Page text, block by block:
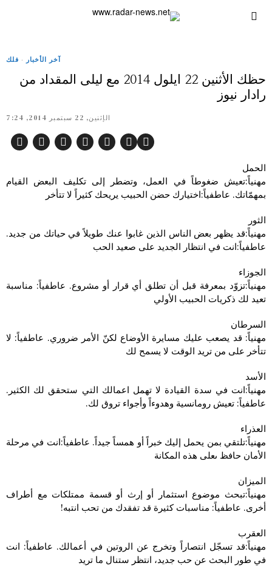
آخر الأخبار · فلك
حظك الأثنين 22 ايلول 2014 مع ليلى المقداد من
رادار نيوز
الإثنين, 22 سبتمبر 2014, 7:24
الحمل
مهنياً:تعيش ضغوطاً في العمل، وتضطر إلى تكليف البعض القيام
بمهمّاتك. عاطفياً:اختيارك حضن الحبيب يريحك كثيراً لا تتأخر
الثور
مهنياً:قد يظهر بعض الناس الذين غابوا عنك طويلاً في حياتك من جديد.
عاطفياً:انت في انتظار الجديد على صعيد الحب
الجوزاء
مهنياً:تزوّد بمعرفة قبل أن تطلق أي قرار أو مشروع. عاطفياً: مناسبة
تعيد لك ذكريات الحبيب الأولي
السرطان
مهنياً: قد يصعب عليك مسايرة الأوضاع لكنّ الأمر ضروري. عاطفياً: لا
تتأخر على من تريد الوقت لا يسمح لك
الأسد
مهنياً:انت في سدة القيادة لا تهمل اعمالك التي ستحقق لك الكثير.
عاطفياً: تعيش رومانسية وهدوءاً وأجواء تروق لك.
العذراء
مهنياً:تلتقي بمن يحمل إليك خبراً أو همساً جيداً. عاطفياً:انت في مرحلة
الأمان حافظ ىعلى هذه المكانة
الميزان
مهنياً:تبحث موضوع استثمار أو إرث أو قسمة ممتلكات مع أطراف
أخرى. عاطفياً: مناسبات كثيرة قد تفقدك من تحب انتبه!
العقرب
مهنياً:قد تسجّل انتصاراً وتخرج عن الروتين في أعمالك. عاطفياً: انت
في طور البحث عن حب جديد، انتظر ستنال ما تريد